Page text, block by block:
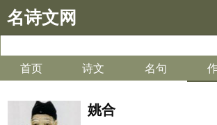
名诗文网
首页 诗文 名句
姚合